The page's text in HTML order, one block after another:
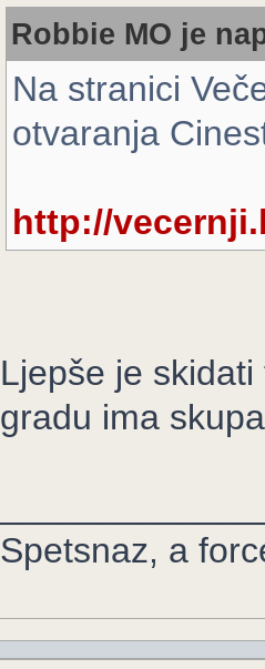
Robbie MO je
Na stranici
otvaranja
http://
Ljepše je
gradu ima
Spetsnaz, a